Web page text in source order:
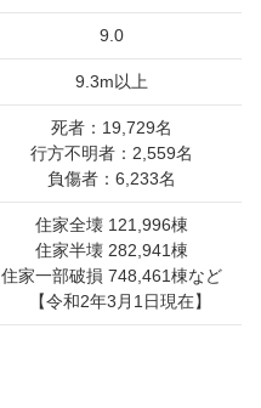
9.0
9.3m以上
死者：19,729名
行方不明者：2,559名
負傷者：6,233名
住家全壊 121,996棟
住家半壊 282,941棟
住家一部破損 748,461棟など
【令和2年3月1日現在】